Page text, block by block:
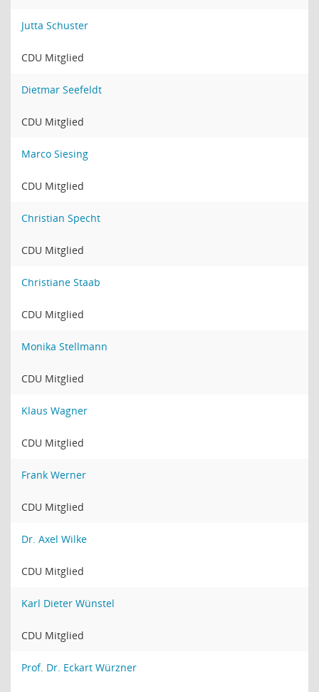
Jutta Schuster
CDU Mitglied
Dietmar Seefeldt
CDU Mitglied
Marco Siesing
CDU Mitglied
Christian Specht
CDU Mitglied
Christiane Staab
CDU Mitglied
Monika Stellmann
CDU Mitglied
Klaus Wagner
CDU Mitglied
Frank Werner
CDU Mitglied
Dr. Axel Wilke
CDU Mitglied
Karl Dieter Wünstel
CDU Mitglied
Prof. Dr. Eckart Würzner